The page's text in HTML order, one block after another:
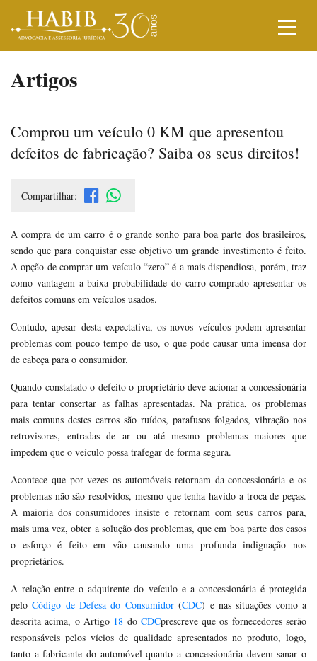
Artigos
Comprou um veículo 0 KM que apresentou
defeitos de fabricação? Saiba os seus direitos!
Compartilhar:
A compra de um carro é o grande sonho para boa parte dos brasileiros,
sendo que para conquistar esse objetivo um grande investimento é feito.
A opção de comprar um veículo “zero” é a mais dispendiosa, porém, traz
como vantagem a baixa probabilidade do carro comprado apresentar os
defeitos comuns em veículos usados.
Contudo, apesar desta expectativa, os novos veículos podem apresentar
problemas com pouco tempo de uso, o que pode causar uma imensa dor
de cabeça para o consumidor.
Quando constatado o defeito o proprietário deve acionar a concessionária
para tentar consertar as falhas apresentadas. Na prática, os problemas
mais comuns destes carros são ruídos, parafusos folgados, vibração nos
retrovisores, entradas de ar ou até mesmo problemas maiores que
impedem que o veículo possa trafegar de forma segura.
Acontece que por vezes os automóveis retornam da concessionária e os
problemas não são resolvidos, mesmo que tenha havido a troca de peças.
A maioria dos consumidores insiste e retornam com seus carros para,
mais uma vez, obter a solução dos problemas, que em boa parte dos casos
o esforço é feito em vão causando uma profunda indignação nos
proprietários.
A relação entre o adquirente do veículo e a concessionária é protegida
peloCódigo de Defesa do Consumidor(CDC) e nas situações como a
descrita acima, o Artigo 18 do CDCprescreve que os fornecedores serão
responsáveis pelos vícios de qualidade apresentados no produto, logo,
tanto a fabricante do automóvel quanto a concessionária devem sanar o